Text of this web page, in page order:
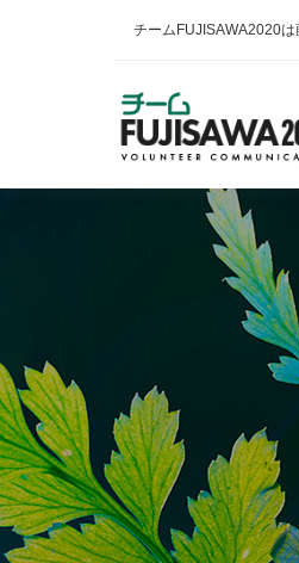
チームFUJISAWA2020は